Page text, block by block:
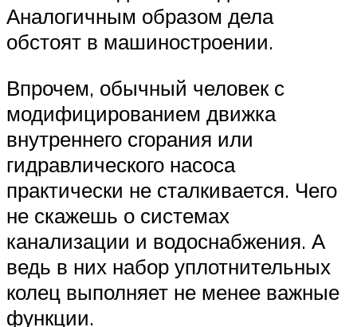
Аналогичным образом дела
обстоят в машиностроении.
Впрочем, обычный человек с
модифицированием движка
внутреннего сгорания или
гидравлического насоса
практически не сталкивается. Чего
не скажешь о системах
канализации и водоснабжения. А
ведь в них набор уплотнительных
колец выполняет не менее важные
функции.